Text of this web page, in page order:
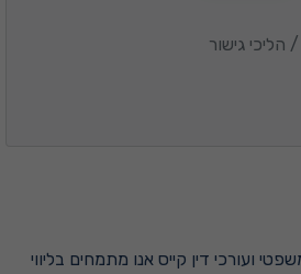
גישור
ועורכי דין קייס אנו מתמחים בליווי